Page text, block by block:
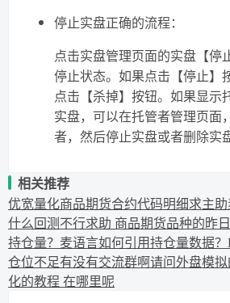
停止实盘正确的流程：
点击实盘管理页面的实盘【停
停止状态。如果点击【停止】
点击【杀掉】按钮。如果显示
实盘，可以在托管者管理页面
者，然后停止实盘或者删除实
相关推荐
优宽量化商品期货合约代码明细求主
什么回测不行求助 商品期货品种的昨
持仓量？ 麦语言如何引用持仓量数据？
仓位不足有没有交流群啊请问外盘模
化的教程 在哪里呢